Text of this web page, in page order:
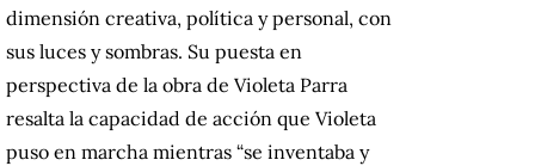
dimensión creativa, política y personal, con
sus luces y sombras. Su puesta en
perspectiva de la obra de Violeta Parra
resalta la capacidad de acción que Violeta
puso en marcha mientras “se inventaba y